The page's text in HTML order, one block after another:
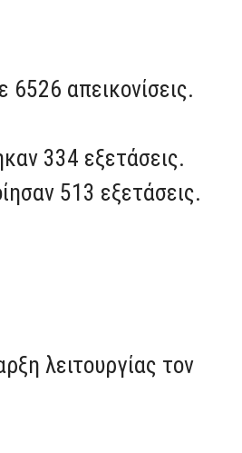
απεικονίσεις.
334 εξετάσεις.
513 εξετάσεις.
λειτουργίας τον